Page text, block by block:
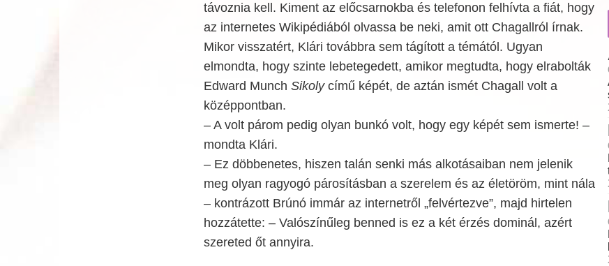
távoznia kell. Kiment az előcsarnokba és telefonon felhívta a fiát, hogy
az internetes Wikipédiából olvassa be neki, amit ott Chagallról írnak.
Mikor visszatért, Klári továbbra sem tágított a témától. Ugyan
elmondta, hogy szinte lebetegedett, amikor megtudta, hogy elrabolták
Edward Munch Sikolycímű képét, de aztán ismét Chagall volt a
középpontban.
– A volt párom pedig olyan bunkó volt, hogy egy képét sem ismerte! –
mondta Klári.
– Ez döbbenetes, hiszen talán senki más alkotásaiban nem jelenik
meg olyan ragyogó párosításban a szerelem és az életöröm, mint nála
– kontrázott Brúnó immár az internetről „felvértezve”, majd hirtelen
hozzátette: – Valószínűleg benned is ez a két érzés dominál, azért
szereted őt annyira.